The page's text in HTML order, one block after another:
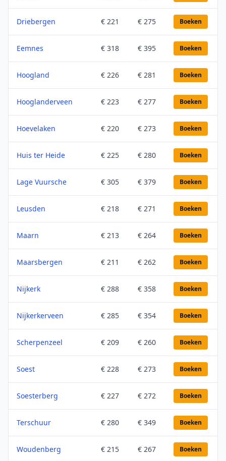
Driebergen € 221 € 275 Boeken
Eemnes € 318 € 395 Boeken
Hoogland € 226 € 281 Boeken
Hooglanderveen € 223 € 277 Boeken
Hoevelaken € 220 € 273 Boeken
Huis ter Heide € 225 € 280 Boeken
Lage Vuursche € 305 € 379 Boeken
Leusden € 218 € 271 Boeken
Maarn € 213 € 264 Boeken
Maarsbergen € 211 € 262 Boeken
Nijkerk € 288 € 358 Boeken
Nijkerkerveen € 285 € 354 Boeken
Scherpenzeel € 209 € 260 Boeken
Soest € 228 € 273 Boeken
Soesterberg € 227 € 272 Boeken
Terschuur € 280 € 349 Boeken
Woudenberg € 215 € 267 Boeken